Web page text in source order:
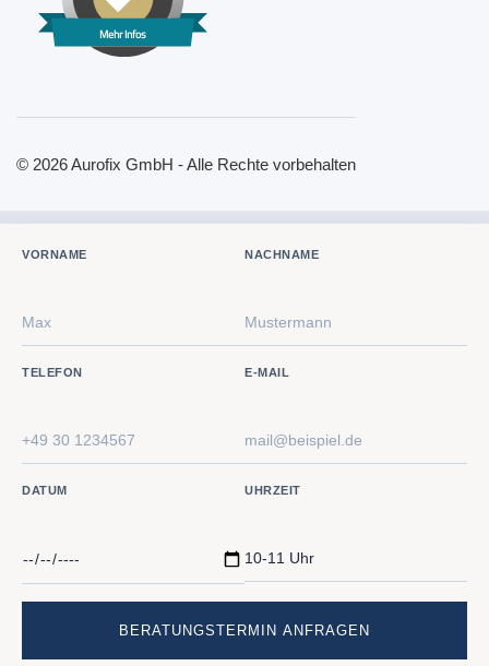
Mehr Infos
© 2026 Aurofix GmbH - Alle Rechte vorbehalten
VORNAME NACHNAME
TELEFON E-MAIL
DATUM UHRZEIT